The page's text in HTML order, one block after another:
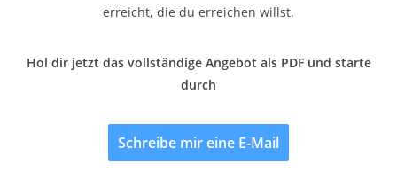
erreicht, die du erreichen willst.
Hol dir jetzt das vollständige Angebot als PDF und starte
durch
Schreibe mir eine E-Mail